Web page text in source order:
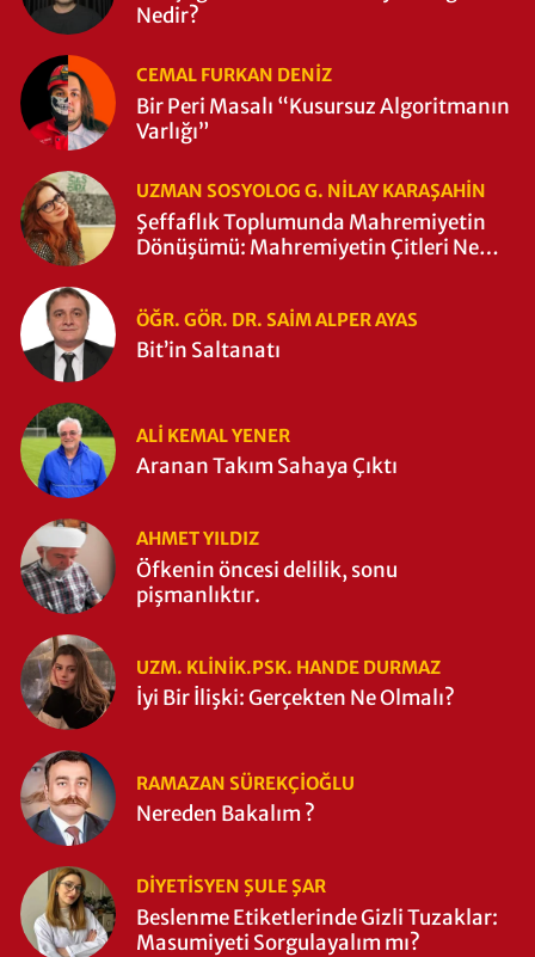
Nedir?
CEMAL FURKAN DENİZ
Bir Peri Masalı “Kusursuz Algoritmanın
Varlığı”
UZMAN SOSYOLOG G. NILAY KARAŞAHİN
Şeffaflık Toplumunda Mahremiyetin
Dönüşümü: Mahremiyetin Çitleri Ne
ÖĞR. GÖR. DR. SAIM ALPER AYAS
Bit’in Saltanatı
ALI KEMAL YENER
Aranan Takım Sahaya Çıktı
AHMET YILDIZ
Öfkenin öncesi delilik, sonu
pişmanlıktır.
UZM. KLINIK.PSK. HANDE DURMAZ
İyi Bir İlişki: Gerçekten Ne Olmalı?
RAMAZAN SÜREKÇIOĞLU
Nereden Bakalım ?
DIYETISYEN ŞULE ŞAR
Beslenme Etiketlerinde Gizli Tuzaklar:
Masumiyeti Sorgulayalım mı?